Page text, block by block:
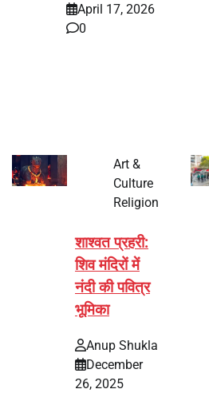
April 17, 2026
0
Art &
Culture
Religion
शाश्वत प्रहरी:
शिव मंदिरों में
नंदी की पवित्र
भूमिका
Anup Shukla
December
26, 2025